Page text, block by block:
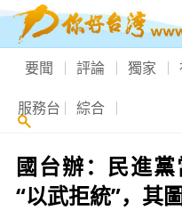
要聞 評論 獨家
服務台 綜合
國台辦：民進
“以武拒統”，其